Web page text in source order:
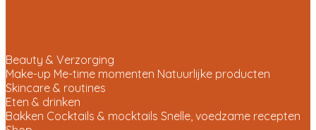
Beauty & Verzorging
Make-up Me-time momenten Natuurlijke producten
Skincare & routines
Eten & drinken
Bakken Cocktails & mocktails Snelle, voedzame recepten